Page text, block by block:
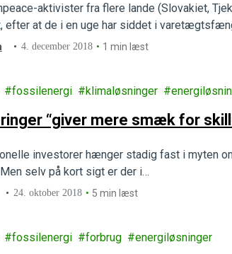
aktivister fra flere lande (Slovakiet,
efter at de i en uge har siddet i
4. december 2018 1 min læst
fossilenergi klimaløsninger
“giver mere smæk for
investorer hænger stadig fast i myten
selv på kort sigt er der i…
24. oktober 2018 5 min læst
fossilenergi forbrug energiløsninger